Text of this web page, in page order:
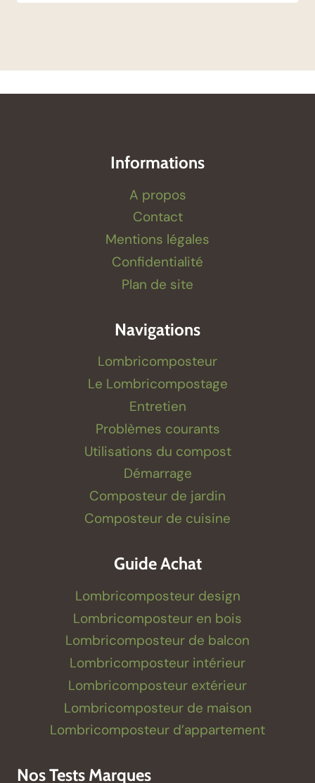
Informations
A propos
Contact
Mentions légales
Confidentialité
Plan de site
Navigations
Lombricomposteur
Le Lombricompostage
Entretien
Problèmes courants
Utilisations du compost
Démarrage
Composteur de jardin
Composteur de cuisine
Guide Achat
Lombricomposteur design
Lombricomposteur en bois
Lombricomposteur de balcon
Lombricomposteur intérieur
Lombricomposteur extérieur
Lombricomposteur de maison
Lombricomposteur d’appartement
Nos Tests Marques